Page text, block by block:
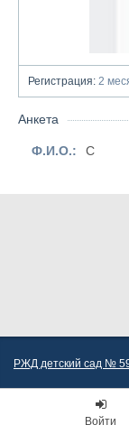
Регистрация: 2
Анкета
Ф.И.О.: С
РЖД детский сад №
Войти